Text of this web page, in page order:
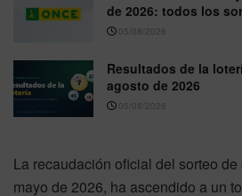
de 2026: todos los
05/08/2026
Resultados de la
agosto de 2026
05/08/2026
La recaudación oficial del sorteo
mayo de 2026, ha ascendido a un